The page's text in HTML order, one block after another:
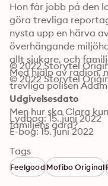
Hon får jobb på den
göra trevliga
nysta upp en härva
överhängande
allt sjukare, och
Med hjälp av radion,
trevliga polisen
Men hur ska Clara
familjens gård?
RADIOSOMMAR är
romandebuterande
© 2022 Storytel
© 2022 Storytel
Udgivelsesdato
Lydbog: 15. juni 2022
E-bog: 15. juni 2022
Tags
FeelgoodMofibo Original